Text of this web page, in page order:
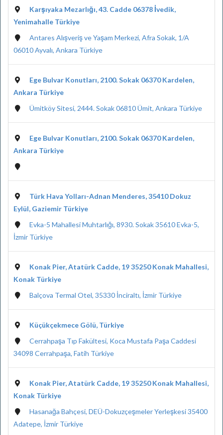
Karşıyaka Mezarlığı, 43. Cadde 06378 İvedik,
Yenimahalle Türkiye
Antares Alışveriş ve Yaşam Merkezi, Afra Sokak, 1/A
06010 Ayvalı, Ankara Türkiye
Ege Bulvar Konutları, 2100. Sokak 06370 Kardelen,
Ankara Türkiye
Ümitköy Sitesi, 2444. Sokak 06810 Ümit, Ankara Türkiye
Ege Bulvar Konutları, 2100. Sokak 06370 Kardelen,
Ankara Türkiye
Türk Hava Yolları-Adnan Menderes, 35410 Dokuz
Eylül, Gaziemir Türkiye
Evka-5 Mahallesi Muhtarlığı, 8930. Sokak 35610 Evka-5,
İzmir Türkiye
Konak Pier, Atatürk Cadde, 19 35250 Konak Mahallesi,
Konak Türkiye
Balçova Termal Otel, 35330 İnciraltı, İzmir Türkiye
Küçükçekmece Gölü, Türkiye
Cerrahpaşa Tıp Fakültesi, Koca Mustafa Paşa Caddesi
34098 Cerrahpaşa, Fatih Türkiye
Konak Pier, Atatürk Cadde, 19 35250 Konak Mahallesi,
Konak Türkiye
Hasanağa Bahçesi, DEÜ-Dokuzçeşmeler Yerleşkesi 35400
Adatepe, İzmir Türkiye